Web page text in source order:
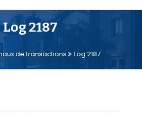
Log 2187
de transactions Log 2187